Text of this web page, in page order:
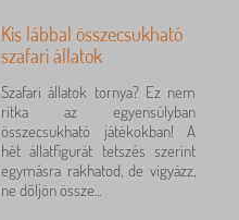
Kis lábbal összecsukható
szafari állatok
Szafari állatok tornya? Ez nem
ritka az egyensúlyban
összecsukható játékokban! A
hét állatfigurát tetszés szerint
egymásra rakhatod, de vigyázz,
ne dőljön össze...